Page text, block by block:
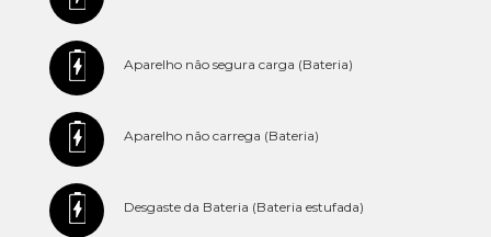
Aparelho não segura carga (Bateria)
Aparelho não carrega (Bateria)
Desgaste da Bateria (Bateria estufada)